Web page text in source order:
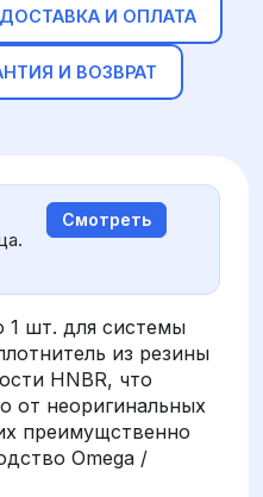
ДОСТАВКА И ОПЛАТА
И ВОЗВРАТ
Смотреть
1 шт. для системы
из резины
HNBR, что
от неоригинальных
преимущственно
Omega /